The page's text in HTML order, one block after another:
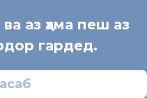
аз ҳама пеш аз
гардед.